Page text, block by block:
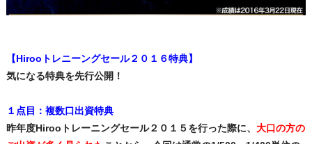
【Hirooトレニーングセール２０１６特典】
気になる特典を先行公開！
１点目：複数口出資特典
昨年度Hirooトレーニングセール２０１５を行った際に、 大口の方の